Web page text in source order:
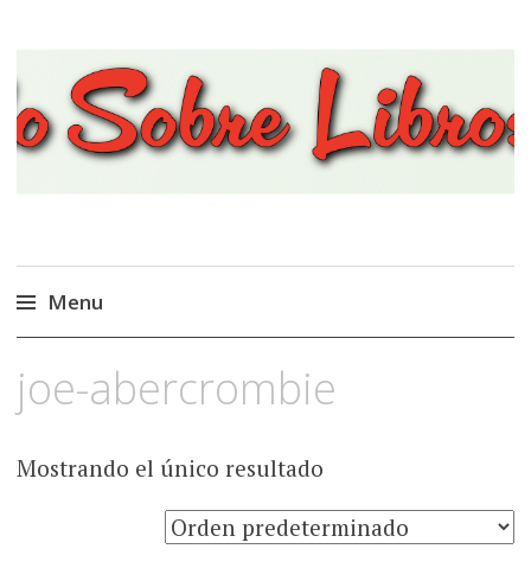
Viajando Sobre Libros
Menu
al
contenido
joe-abercrombie
Mostrando el único resultado